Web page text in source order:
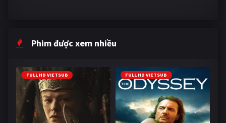
Phim được xem nhiều
FULL HD VIETSUB FULL HD VIETSUB